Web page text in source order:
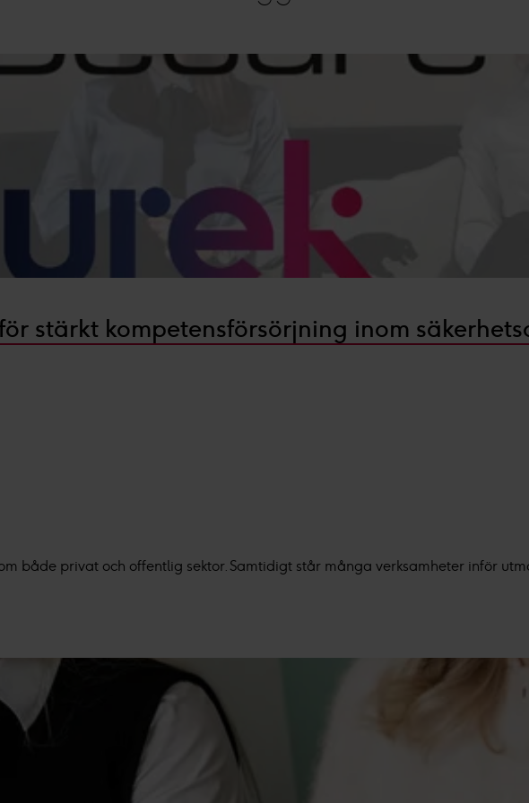
cookies och annan teknik och hur vi samlar in och behandlar personuppgifter i vår
insamlade datan efter ditt godkännande eller legitima intresse för:
stärkt kompetensförsörjning inom
både privat och offentlig sektor. Samtidigt står många verksamheter inför